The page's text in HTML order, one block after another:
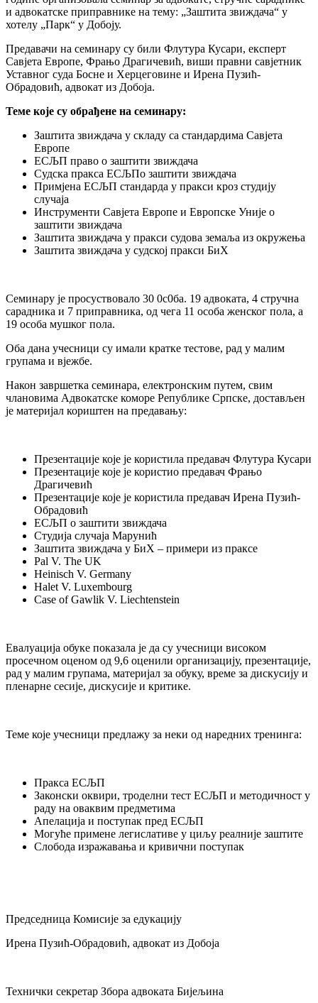
и адвокатске приправнике на тему: „Заштита звиждача“ у
хотелу „Парк“ у Добоју.
Предавачи на семинару су били Флутура Кусари, експерт
Савјета Европе, Фрањо Драгичевић, виши правни савјетник
Уставног суда Босне и Херцеговине и Ирена Пузић-
Обрадовић, адвокат из Добоја.
Теме које су обрађене на семинару:
Заштита звиждача у складу са стандардима Савјета
Европе
ЕСЉП право о заштити звиждача
Судска пракса ЕСЉПо заштити звиждача
Примјена ЕСЉП стандарда у пракси кроз студију
случаја
Инструменти Савјета Европе и Европске Уније о
заштити звиждача
Заштита звиждача у пракси судова земаља из окружења
Заштита звиждача у судској пракси БиХ
Семинару је просуствовало 30 0с0ба. 19 адвоката, 4 стручна
сарадника и 7 приправника, од чега 11 особа женског пола, а
19 особа мушког пола.
Оба дана учесници су имали кратке тестове, рад у малим
групама и вјежбе.
Након завршетка семинара, електронским путем, свим
члановима Адвокатске коморе Републике Српске, достављен
је материјал кориштен на предавању:
Презентације које је користила предавач Флутура Кусари
Презентације које је користио предавач Фрањо
Драгичевић
Презентације које је користила предавач Ирена Пузић-
Обрадовић
ЕСЉП о заштити звиждача
Студија случаја Марунић
Заштита звиждача у БиХ – примери из праксе
Pal V. The UK
Heinisch V. Germany
Halet V. Luxembourg
Case of Gawlik V. Liechtenstein
Евалуација обуке показала је да су учесници високом
просечном оценом од 9,6 оценили организацију, презентације,
рад у малим групама, материјал за обуку, време за дискусију и
пленарне сесије, дискусије и критике.
Теме које учесници предлажу за неки од наредних тренинга:
Пракса ЕСЉП
Законски оквири, троделни тест ЕСЉП и методичност у
раду на оваквим предметима
Апелација и поступак пред ЕСЉП
Могуће примене легислативе у циљу реалније заштите
Слобода изражавања и кривични поступак
Председница Комисије за едукацију
Ирена Пузић-Обрадовић, адвокат из Добоја
Технички секретар Збора адвоката Бијељина